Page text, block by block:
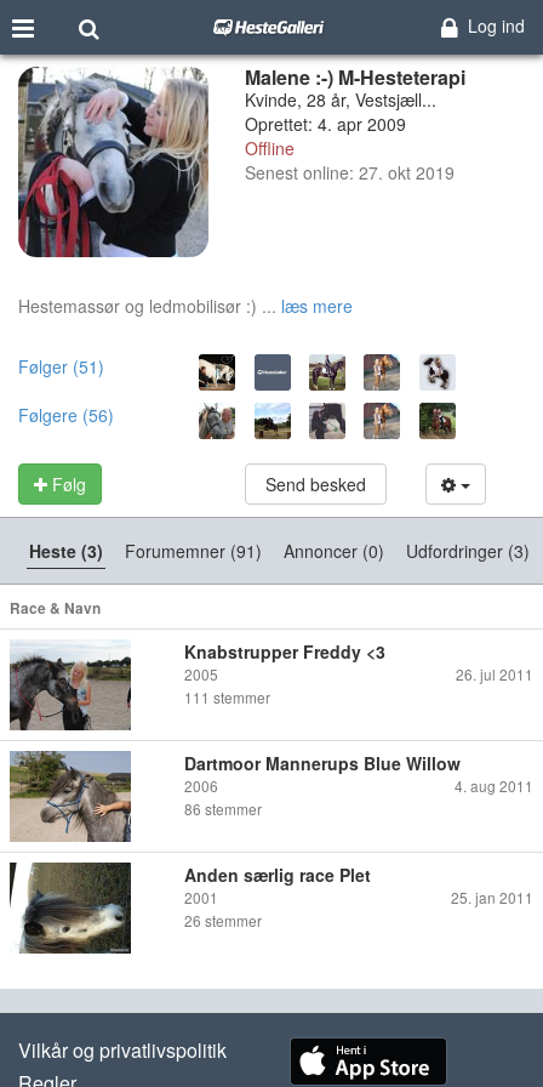
Log ind
Malene :-) M-Hesteterapi
Kvinde, 28 år, Vestsjæll...
Oprettet: 4. apr 2009
Offline
Senest online: 27. okt 2019
Hestemassør og ledmobilisør :) ... læs mere
Følger (51)
Følgere (56)
Følg Send besked
Heste (3) Forumemner (91) Annoncer (0) Udfordringer (3)
Race & Navn
Knabstrupper Freddy <3
2005
26. jul 2011
111 stemmer
Dartmoor Mannerups Blue Willow
2006
4. aug 2011
86 stemmer
Anden særlig race Plet
2001
25. jan 2011
26 stemmer
Vilkår og privatlivspolitik